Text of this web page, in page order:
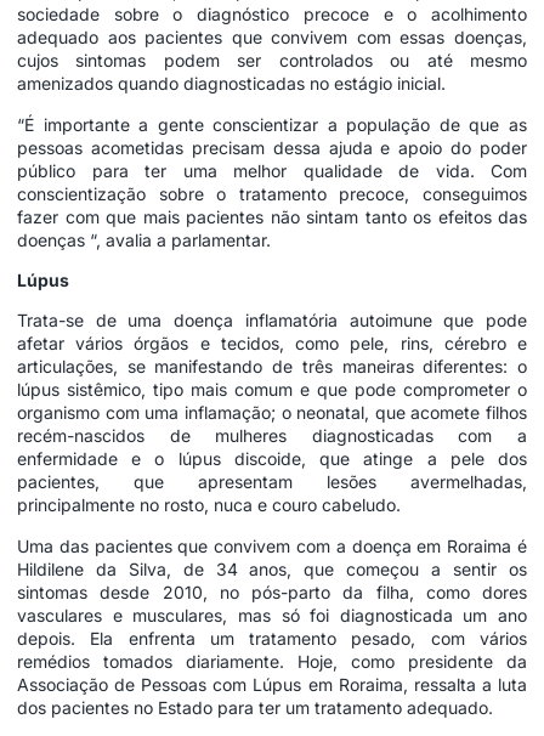
sociedade sobre o diagnóstico precoce e o acolhimento
adequado aos pacientes que convivem com essas doenças,
cujos sintomas podem ser controlados ou até mesmo
amenizados quando diagnosticadas no estágio inicial.
“É importante a gente conscientizar a população de que as
pessoas acometidas precisam dessa ajuda e apoio do poder
público para ter uma melhor qualidade de vida. Com
conscientização sobre o tratamento precoce, conseguimos
fazer com que mais pacientes não sintam tanto os efeitos das
doenças “, avalia a parlamentar.
Lúpus
Trata-se de uma doença inflamatória autoimune que pode
afetar vários órgãos e tecidos, como pele, rins, cérebro e
articulações, se manifestando de três maneiras diferentes: o
lúpus sistêmico, tipo mais comum e que pode comprometer o
organismo com uma inflamação; o neonatal, que acomete filhos
recém-nascidos de mulheres diagnosticadas com a
enfermidade e o lúpus discoide, que atinge a pele dos
pacientes, que apresentam lesões avermelhadas,
principalmente no rosto, nuca e couro cabeludo.
Uma das pacientes que convivem com a doença em Roraima é
Hildilene da Silva, de 34 anos, que começou a sentir os
sintomas desde 2010, no pós-parto da filha, como dores
vasculares e musculares, mas só foi diagnosticada um ano
depois. Ela enfrenta um tratamento pesado, com vários
remédios tomados diariamente. Hoje, como presidente da
Associação de Pessoas com Lúpus em Roraima, ressalta a luta
dos pacientes no Estado para ter um tratamento adequado.